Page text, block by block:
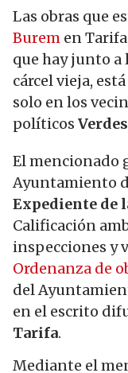
Las obras que
Burem en
que hay junto a
cárcel vieja,
solo en los
políticos
El mencionado
Ayuntamiento
Expediente de
Calificación
inspecciones y
Ordenanza de
del
en el escrito
Tarifa.
Mediante el